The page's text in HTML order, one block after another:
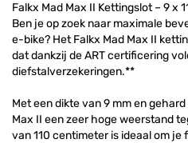
Falkx Mad Max II Kettingslot – 9 x
Ben je op zoek naar maximale
e-bike? Het Falkx Mad Max II
dat dankzij de ART certificering
diefstalverzekeringen.**
Met een dikte van 9 mm en
Max II een zeer hoge weerstand
van 110 centimeter is ideaal om je